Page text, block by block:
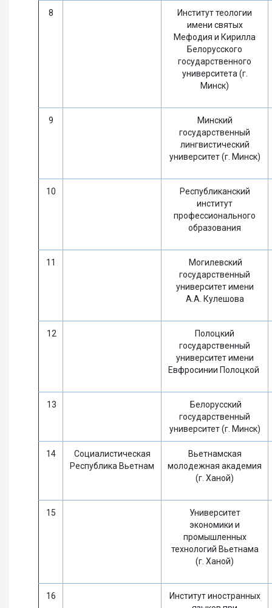
8
Институт теологии
имени святых
Мефодия и Кирилла
Белорусского
государственного
университета (г.
Минск)
9
Минский
государственный
лингвистический
университет (г. Минск)
10
Республиканский
институт
профессионального
образования
11
Могилевский
государственный
университет имени
А.А. Кулешова
12
Полоцкий
государственный
университет имени
Евфросинии Полоцкой
13
Белорусский
государственный
университет (г. Минск)
14
Социалистическая
Республика Вьетнам
Вьетнамская
молодежная академия
(г. Ханой)
15
Университет
экономики и
промышленных
технологий Вьетнама
(г. Ханой)
16
Институт иностранных